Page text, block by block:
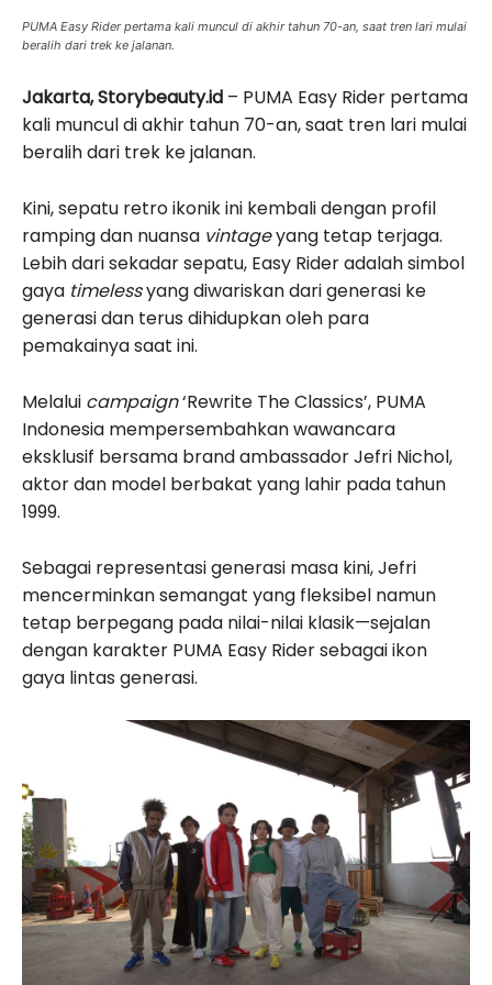
PUMA Easy Rider pertama kali muncul di akhir tahun 70-an, saat tren lari mulai
beralih dari trek ke jalanan.
Jakarta, Storybeauty.id – PUMA Easy Rider pertama
kali muncul di akhir tahun 70-an, saat tren lari mulai
beralih dari trek ke jalanan.
Kini, sepatu retro ikonik ini kembali dengan profil
ramping dan nuansa vintageyang tetap terjaga.
Lebih dari sekadar sepatu, Easy Rider adalah simbol
gaya timelessyang diwariskan dari generasi ke
generasi dan terus dihidupkan oleh para
pemakainya saat ini.
Melalui campaign‘Rewrite The Classics’, PUMA
Indonesia mempersembahkan wawancara
eksklusif bersama brand ambassador Jefri Nichol,
aktor dan model berbakat yang lahir pada tahun
1999.
Sebagai representasi generasi masa kini, Jefri
mencerminkan semangat yang fleksibel namun
tetap berpegang pada nilai-nilai klasik—sejalan
dengan karakter PUMA Easy Rider sebagai ikon
gaya lintas generasi.